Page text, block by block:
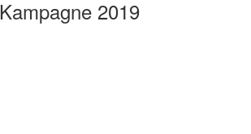
Kampagne 2019